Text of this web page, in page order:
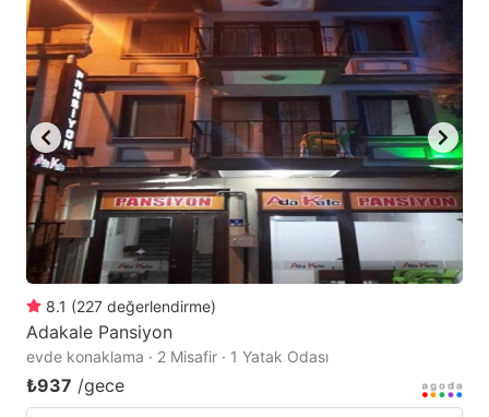
8.1 (227 değerlendirme)
Adakale Pansiyon
evde konaklama · 2 Misafir · 1 Yatak Odası
₺937 /gece